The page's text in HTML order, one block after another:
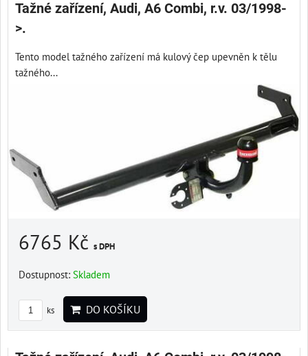
Tažné zařízení, Audi, A6 Combi, r.v. 03/1998-
>.
Tento model tažného zařízení má kulový čep upevněn k tělu
tažného...
6765 Kč s DPH
Dostupnost: Skladem
ks DO KOŠÍKU